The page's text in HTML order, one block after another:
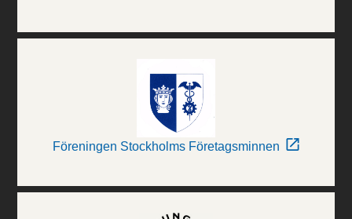
Föreningen Stockholms Företagsminnen